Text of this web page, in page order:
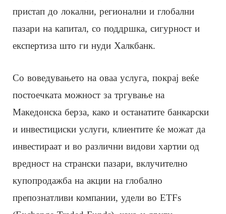
пристап до локални, регионални и глобални
пазари на капитал, со поддршка, сигурност и
експертиза што ги нуди Халкбанк.
Со воведувањето на оваа услуга, покрај веќе
постоечката можност за тргување на
Македонска берза, како и останатите банкарски
и инвестициски услуги, клиентите ќе можат да
инвестираат и во различни видови хартии од
вредност на странски пазари, вклучително
купопродажба на акции на глобално
препознатливи компании, удели во ETFs